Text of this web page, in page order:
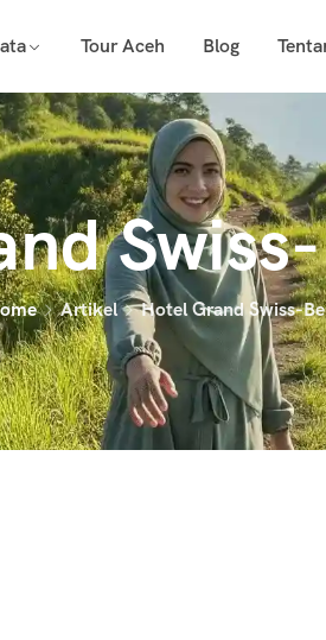
Tour Aceh Blog
Artikel Hotel Grand Swiss-